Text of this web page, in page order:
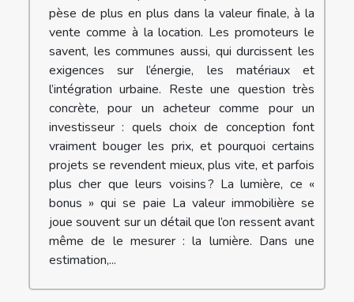
pèse de plus en plus dans la valeur finale, à la
vente comme à la location. Les promoteurs le
savent, les communes aussi, qui durcissent les
exigences sur l’énergie, les matériaux et
l’intégration urbaine. Reste une question très
concrète, pour un acheteur comme pour un
investisseur : quels choix de conception font
vraiment bouger les prix, et pourquoi certains
projets se revendent mieux, plus vite, et parfois
plus cher que leurs voisins ? La lumière, ce «
bonus » qui se paie La valeur immobilière se
joue souvent sur un détail que l’on ressent avant
même de le mesurer : la lumière. Dans une
estimation,...